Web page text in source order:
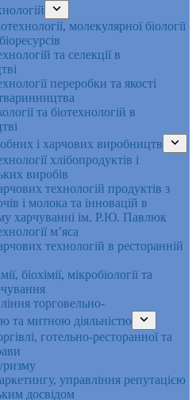
молекулярної біології
та селекції в
переробки та якості
та біотехнологій в
і харчових виробництв
хлібопродуктів і
виробів
технологій продуктів з
і молока та інновацій в
харчуванні ім. Р.Ю. Павлюк
м’яса
технологій в ресторанній
біохімії, мікробіології та
торговельно-
та митною діяльністю
готельно-ресторанної та
управління репутацією
досвідом